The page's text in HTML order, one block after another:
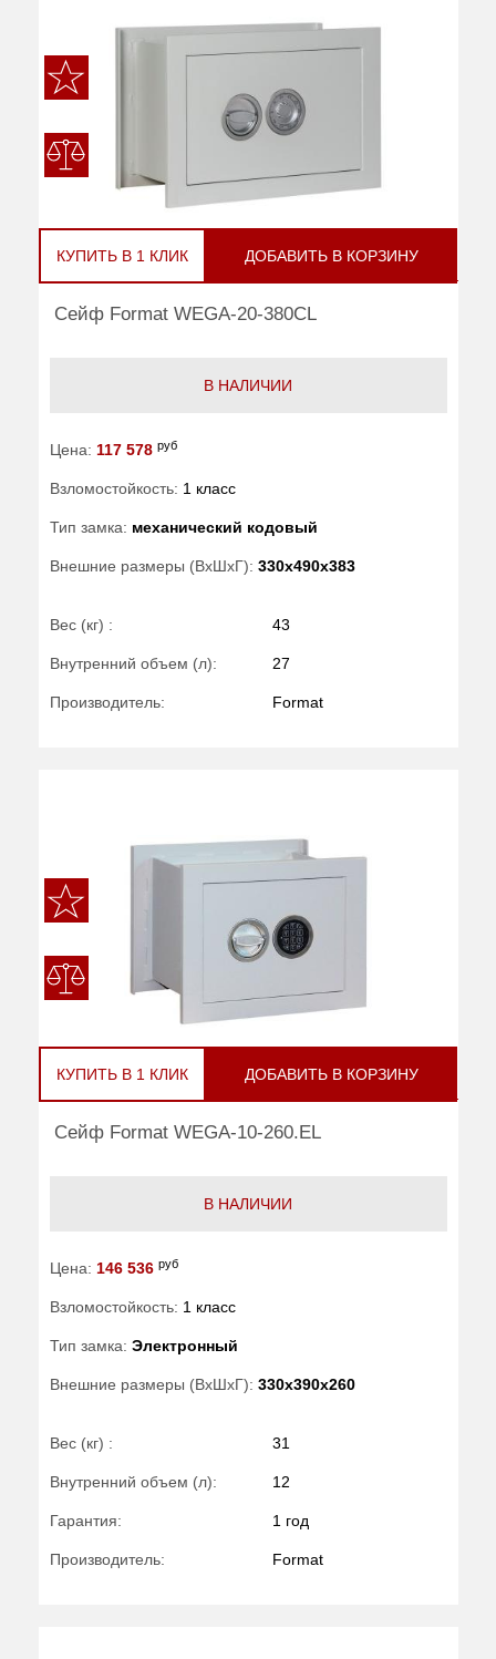
КУПИТЬ В 1 КЛИК ДОБАВИТЬ В КОРЗИНУ
Сейф Format WEGA-20-380CL
В НАЛИЧИИ
Цена: 117 578 руб
Взломостойкость: 1 класс
Тип замка: механический кодовый
Внешние размеры (ВхШхГ): 330x490x383
Вес (кг) : 43
Внутренний объем (л): 27
Производитель: Format
КУПИТЬ В 1 КЛИК ДОБАВИТЬ В КОРЗИНУ
Сейф Format WEGA-10-260.EL
В НАЛИЧИИ
Цена: 146 536 руб
Взломостойкость: 1 класс
Тип замка: Электронный
Внешние размеры (ВхШхГ): 330x390x260
Вес (кг) : 31
Внутренний объем (л): 12
Гарантия: 1 год
Производитель: Format